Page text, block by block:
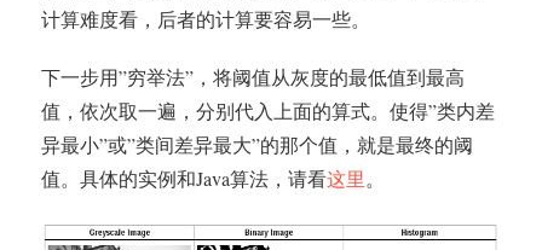
计算难度看，后者的计算要容易一些。
下一步用”穷举法”，将阈值从灰度的最低值到最高
值，依次取一遍，分别代入上面的算式。使得”类内差
异最小”或”类间差异最大”的那个值，就是最终的阈
值。具体的实例和Java算法，请看这里。